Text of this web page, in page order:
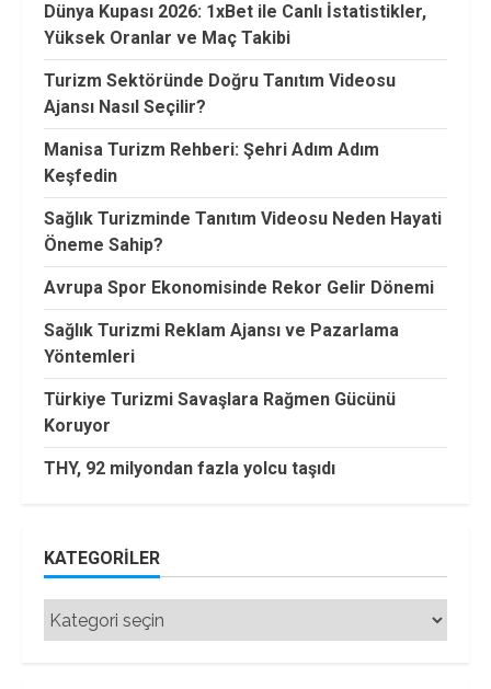
Dünya Kupası 2026: 1xBet ile Canlı İstatistikler,
Yüksek Oranlar ve Maç Takibi
Turizm Sektöründe Doğru Tanıtım Videosu
Ajansı Nasıl Seçilir?
Manisa Turizm Rehberi: Şehri Adım Adım
Keşfedin
Sağlık Turizminde Tanıtım Videosu Neden Hayati
Öneme Sahip?
Avrupa Spor Ekonomisinde Rekor Gelir Dönemi
Sağlık Turizmi Reklam Ajansı ve Pazarlama
Yöntemleri
Türkiye Turizmi Savaşlara Rağmen Gücünü
Koruyor
THY, 92 milyondan fazla yolcu taşıdı
KATEGORILER
Kategoriler